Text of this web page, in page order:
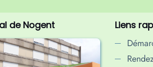
de Nogent Liens